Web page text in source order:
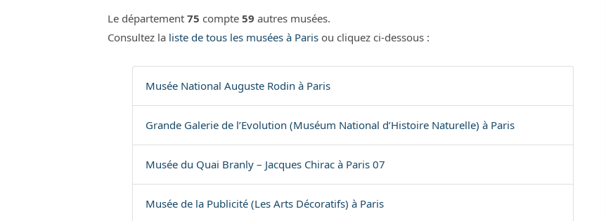
Le département 75 compte 59 autres musées.
Consultez la liste de tous les musées à Paris ou cliquez ci-dessous :
Musée National Auguste Rodin à Paris
Grande Galerie de l’Evolution (Muséum National d’Histoire Naturelle) à Paris
Musée du Quai Branly – Jacques Chirac à Paris 07
Musée de la Publicité (Les Arts Décoratifs) à Paris